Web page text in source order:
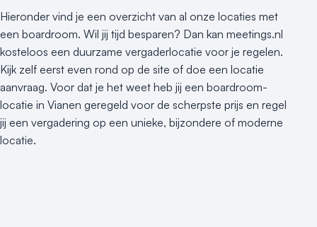
Hieronder vind je een overzicht van al onze locaties met
een boardroom. Wil jij tijd besparen? Dan kan meetings.nl
kosteloos een duurzame vergaderlocatie voor je regelen.
Kijk zelf eerst even rond op de site of doe een locatie
aanvraag. Voor dat je het weet heb jij een boardroom-
locatie in Vianen geregeld voor de scherpste prijs en regel
jij een vergadering op een unieke, bijzondere of moderne
locatie.